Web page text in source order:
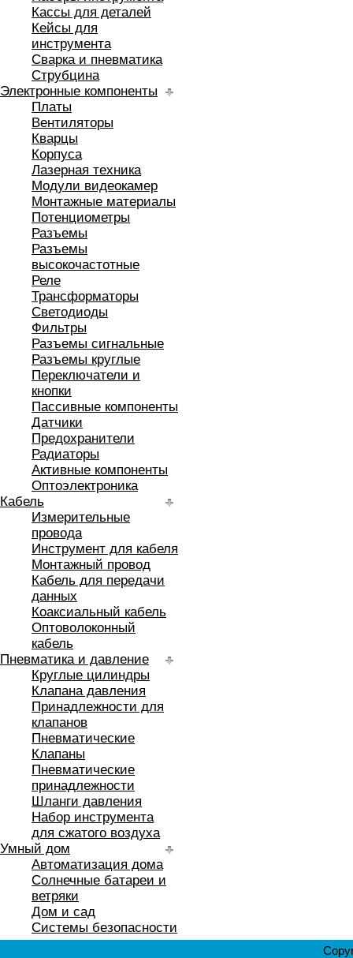
Кассы для деталей
Кейсы для
инструмента
Сварка и пневматика
Струбцина
Электронные компоненты
Платы
Вентиляторы
Кварцы
Корпуса
Лазерная техника
Модули видеокамер
Монтажные материалы
Потенциометры
Разъемы
Разъемы
высокочастотные
Реле
Трансформаторы
Светодиоды
Фильтры
Разъемы сигнальные
Разъемы круглые
Переключатели и
кнопки
Пассивные компоненты
Датчики
Предохранители
Радиаторы
Активные компоненты
Оптоэлектроника
Кабель
Измерительные
провода
Инструмент для кабеля
Монтажный провод
Кабель для передачи
данных
Коаксиальный кабель
Оптоволоконный
кабель
Пневматика и давление
Круглые цилиндры
Клапана давления
Принадлежности для
клапанов
Пневматические
Клапаны
Пневматические
принадлежности
Шланги давления
Набор инструмента
для сжатого воздуха
Умный дом
Автоматизация дома
Солнечные батареи и
ветряки
Дом и сад
Системы безопасности